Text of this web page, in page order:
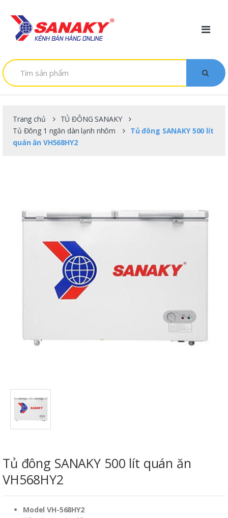
T
ì
m
Trang chủ
TỦ ĐÔNG SANAKY
Tủ Đông 1 ngăn dàn lạnh nhôm
Tủ đông SANAKY 500 lít
quán ăn VH568HY2
Tủ đông SANAKY 500 lít quán ăn
VH568HY2
Model VH-568HY2